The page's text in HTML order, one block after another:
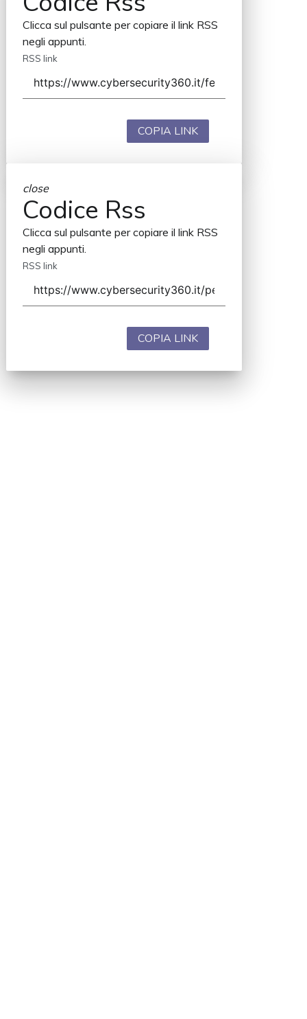
Clicca sul pulsante per copiare il link RSS
negli appunti.
RSS link
COPIA LINK
close
Codice Rss
Clicca sul pulsante per copiare il link RSS
negli appunti.
RSS link
COPIA LINK